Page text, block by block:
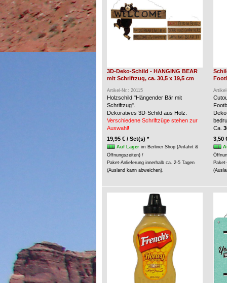
3D-Deko-Schild - HANGING BEAR
mit Schriftzug, ca. 30,5 x 19,5 cm
Artikel-Nr.: 20115
Holzschild "Hängender Bär mit
Schriftzug".
Dekoratives 3D-Schild aus Holz.
Verschiedene Schriftzüge stehen zur
Auswahl!
19,95 € / Set(s) *
Auf Lagerim Berliner Shop (Anfahrt &
Öffnungszeiten) /
Paket-Anlieferung innerhalb ca. 2-5 Tagen
(Ausland kann abweichen).
Ca.
3,50